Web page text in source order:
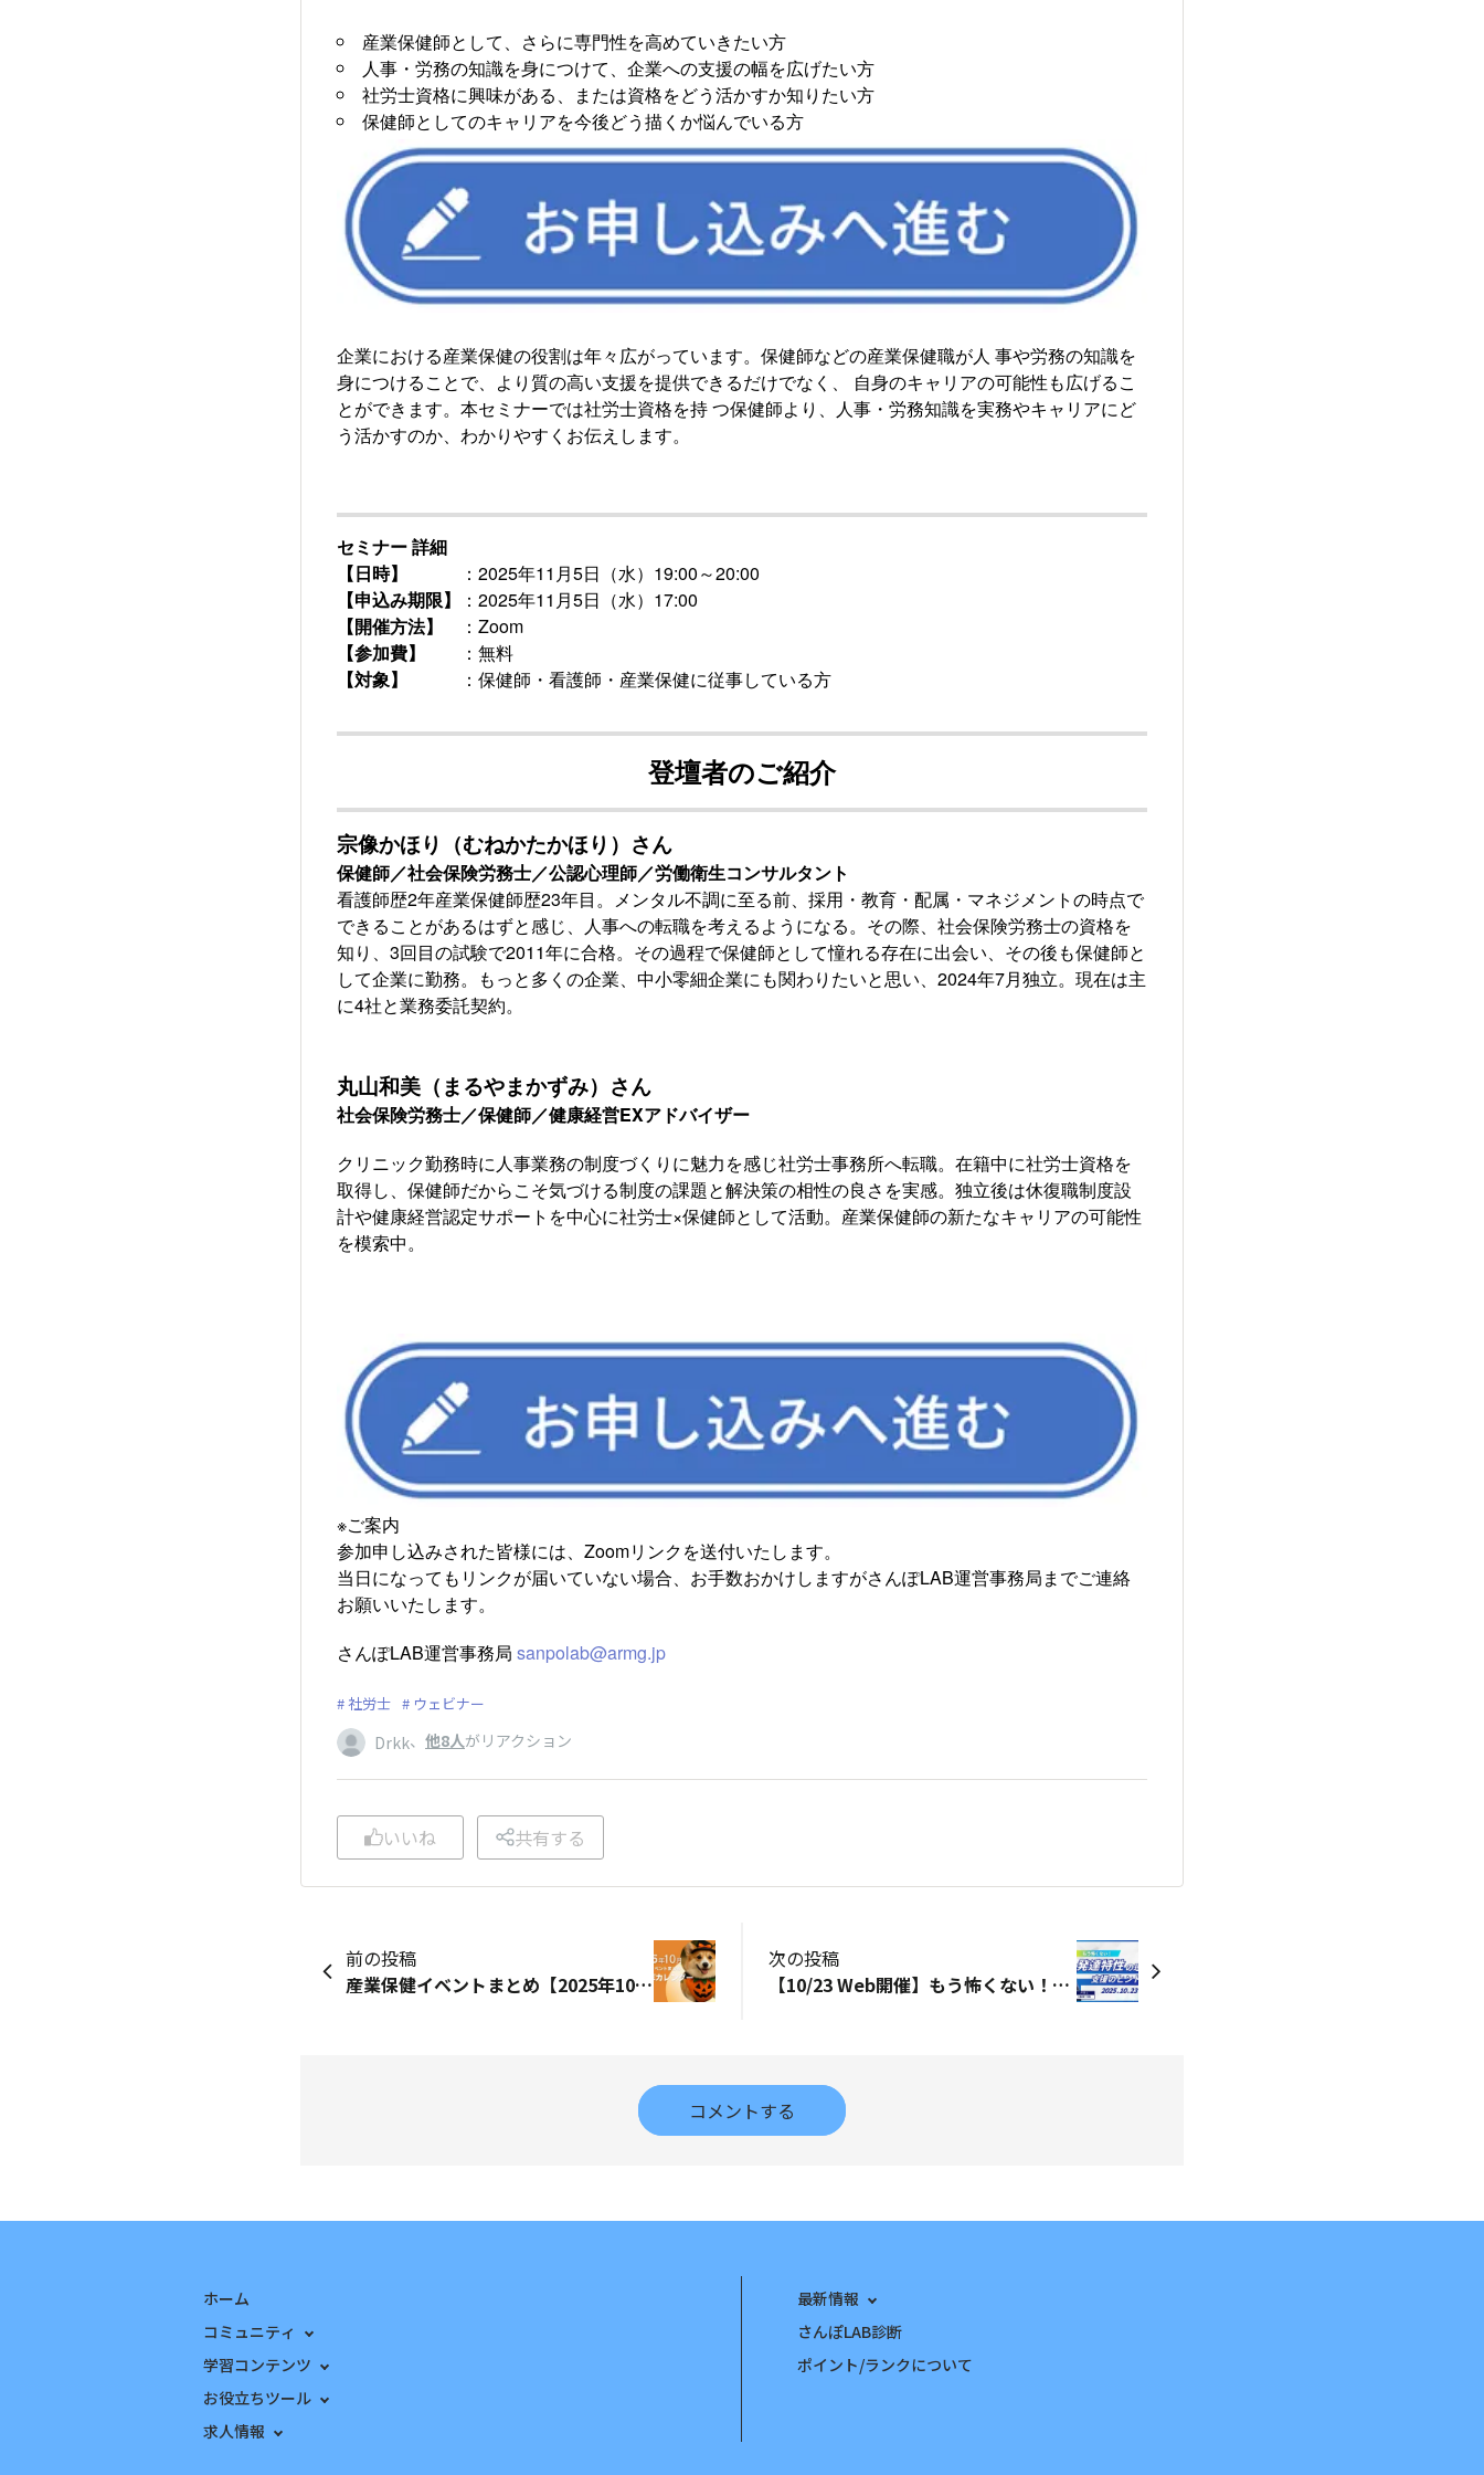
産業保健師として、さらに専門性を高めていきたい方
人事・労務の知識を身につけて、企業への支援の幅を広げたい方
社労士資格に興味がある、または資格をどう活かすか知りたい方
保健師としてのキャリアを今後どう描くか悩んでいる方
企業における産業保健の役割は年々広がっています。保健師などの産業保健職が人 事や労務の知識を
身につけることで、より質の高い支援を提供できるだけでなく、 自身のキャリアの可能性も広げるこ
とができます。本セミナーでは社労士資格を持 つ保健師より、人事・労務知識を実務やキャリアにど
う活かすのか、わかりやすくお伝えします。
セミナー 詳細
【日時】
：2025年11月5日（水）19:00～20:00
【申込み期限】
：2025年11月5日（水）17:00
【開催方法】
：Zoom
【参加費】
：無料
【対象】
：保健師・看護師・産業保健に従事している方
登壇者のご紹介
宗像かほり（むねかたかほり）さん
保健師／社会保険労務士／公認心理師／労働衛生コンサルタント
看護師歴2年産業保健師歴23年目。メンタル不調に至る前、採用・教育・配属・マネジメントの時点で
できることがあるはずと感じ、人事への転職を考えるようになる。その際、社会保険労務士の資格を
知り、3回目の試験で2011年に合格。その過程で保健師として憧れる存在に出会い、その後も保健師と
して企業に勤務。もっと多くの企業、中小零細企業にも関わりたいと思い、2024年7月独立。現在は主
に4社と業務委託契約。
丸山和美（まるやまかずみ）さん
社会保険労務士／保健師／健康経営EXアドバイザー
クリニック勤務時に人事業務の制度づくりに魅力を感じ社労士事務所へ転職。在籍中に社労士資格を
取得し、保健師だからこそ気づける制度の課題と解決策の相性の良さを実感。独立後は休復職制度設
計や健康経営認定サポートを中心に社労士×保健師として活動。産業保健師の新たなキャリアの可能性
を模索中。
※ご案内
参加申し込みされた皆様には、Zoomリンクを送付いたします。
当日になってもリンクが届いていない場合、お手数おかけしますがさんぽLAB運営事務局までご連絡
お願いいたします。
さんぽLAB運営事務局 sanpolab@armg.jp
社労士 ウェビナー
Drkk、 他8人がリアクション
いいね 共有する
前の投稿
産業保健イベントまとめ【2025年10月 さんぽカレンダー】
次の投稿
【10/23 Web開催】もう怖くない！発達特性の理解と支援のヒント
コメントする
ホーム
コミュニティ
学習コンテンツ
お役立ちツール
求人情報
最新情報
さんぽLAB診断
ポイント/ランクについて